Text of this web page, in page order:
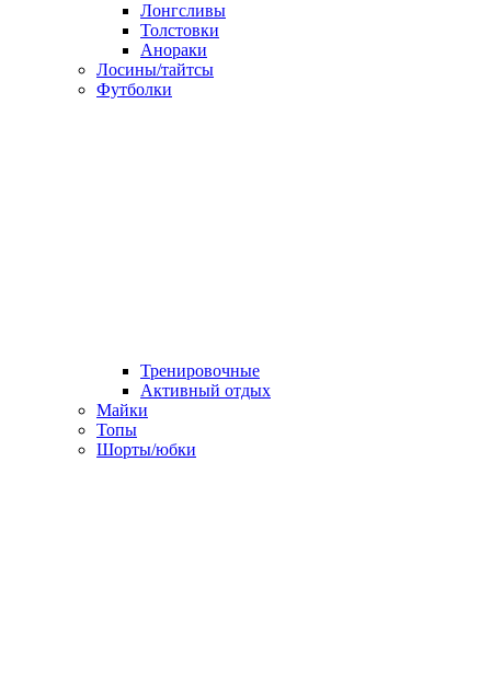
Лонгсливы
Толстовки
Анораки
Лосины/тайтсы
Футболки
Тренировочные
Активный отдых
Майки
Топы
Шорты/юбки